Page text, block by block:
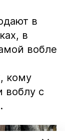
в
в
вобле
кому
воблу с